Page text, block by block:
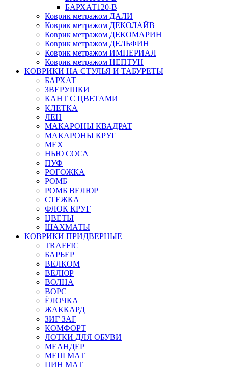
БАРХАТ120-B
Коврик метражом ДАЛИ
Коврик метражом ДЕКОЛАЙВ
Коврик метражом ДЕКОМАРИН
Коврик метражом ДЕЛЬФИН
Коврик метражом ИМПЕРИАЛ
Коврик метражом НЕПТУН
КОВРИКИ НА СТУЛЬЯ И ТАБУРЕТЫ
БАРХАТ
ЗВЕРУШКИ
КАНТ С ЦВЕТАМИ
КЛЕТКА
ЛЕН
МАКАРОНЫ КВАДРАТ
МАКАРОНЫ КРУГ
МЕХ
НЬЮ СОСА
ПУФ
РОГОЖКА
РОМБ
РОМБ ВЕЛЮР
СТЕЖКА
ФЛОК КРУГ
ЦВЕТЫ
ШАХМАТЫ
КОВРИКИ ПРИДВЕРНЫЕ
TRAFFIC
БАРЬЕР
ВЕЛКОМ
ВЕЛЮР
ВОЛНА
ВОРС
ЁЛОЧКА
ЖАККАРД
ЗИГ ЗАГ
КОМФОРТ
ЛОТКИ ДЛЯ ОБУВИ
МЕАНДЕР
МЕШ МАТ
ПИН МАТ